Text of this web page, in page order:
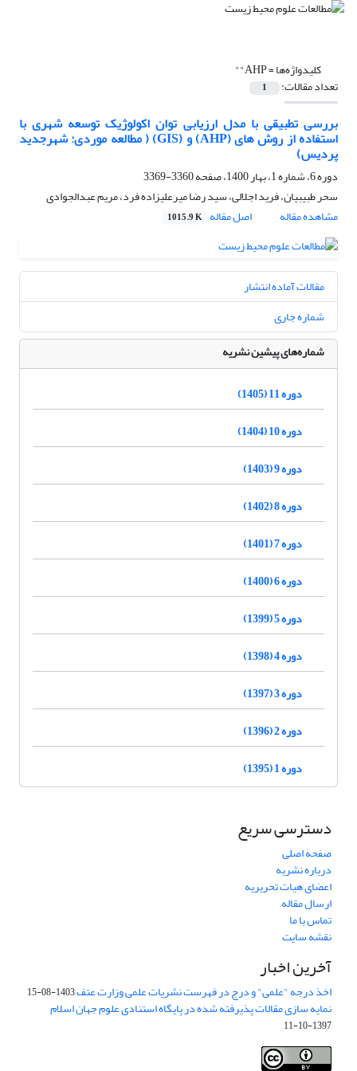
کلیدواژه‌ها =AHP""
تعداد مقالات: 1
بررسی تطبیقی با مدل ارزیابی توان اکولوژیک توسعه شهری با
استفاده از روش های (AHP) و (GIS) ( مطالعه موردی: شهرجدید
پردیس)
دوره 6، شماره 1، بهار 1400، صفحه
3360-3369
سحر طبیبیان، فرید اجلالی، سید رضا میرعلیزاده فرد، مریم عبدالجوادی
مشاهده مقاله
اصل مقاله 1015.9 K
مقالات آماده انتشار
شماره جاری
شماره‌های پیشین نشریه
دوره 11 (1405)
دوره 10 (1404)
دوره 9 (1403)
دوره 8 (1402)
دوره 7 (1401)
دوره 6 (1400)
دوره 5 (1399)
دوره 4 (1398)
دوره 3 (1397)
دوره 2 (1396)
دوره 1 (1395)
دسترسی سریع
صفحه اصلی
درباره نشریه
اعضای هیات تحریریه
ارسال مقاله
تماس با ما
نقشه سایت
آخرین اخبار
اخذ درجه "علمی" و درج در فهرست نشریات علمی وزارت عتف1403-08-15
نمایه سازی مقالات پذیرفته شده در پایگاه استنادی علوم جهان اسلام
1397-10-11